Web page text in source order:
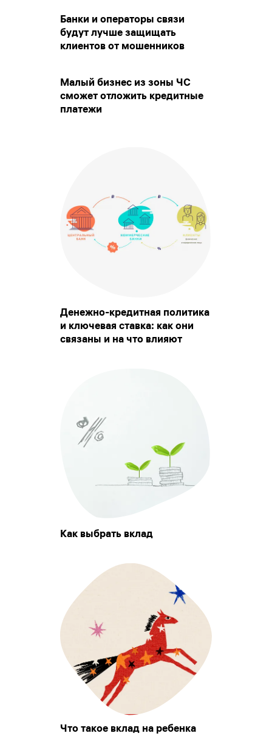
Банки и операторы связи
будут лучше защищать
клиентов от мошенников
Малый бизнес из зоны ЧС
сможет отложить кредитные
платежи
Денежно-кредитная политика
и ключевая ставка: как они
связаны и на что влияют
Как выбрать вклад
Что такое вклад на ребенка